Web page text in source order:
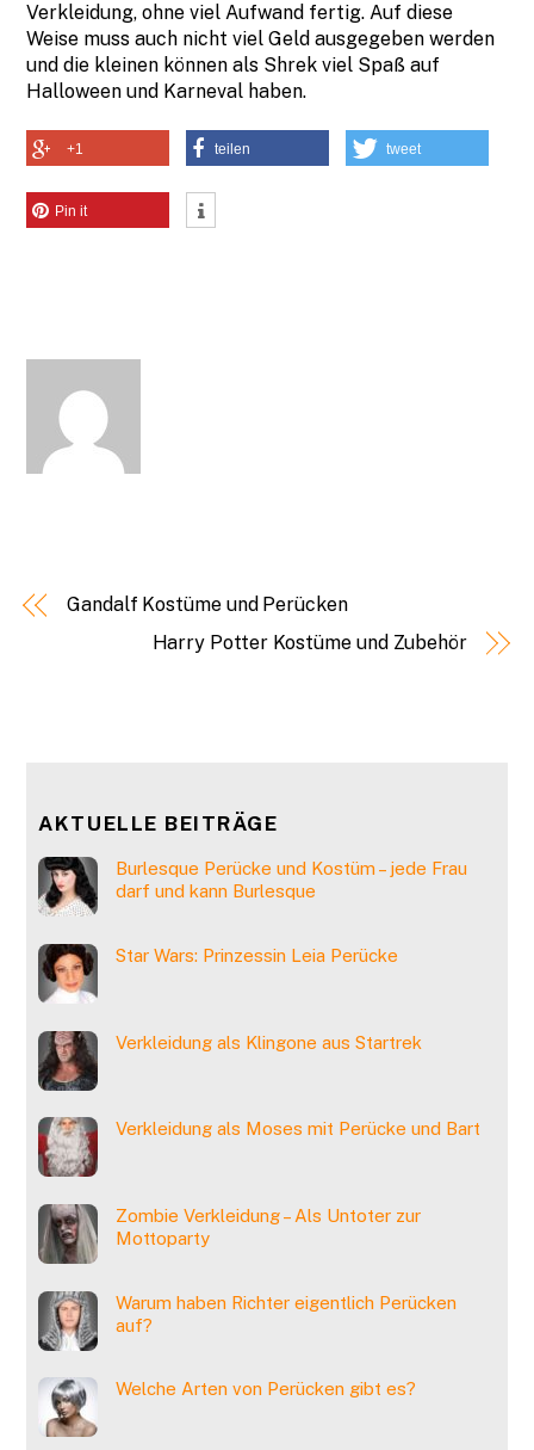
Verkleidung, ohne viel Aufwand fertig. Auf diese
Weise muss auch nicht viel Geld ausgegeben werden
und die kleinen können als Shrek viel Spaß auf
Halloween und Karneval haben.
+1 teilen tweet
Pin it
Gandalf Kostüme und Perücken
Harry Potter Kostüme und Zubehör
AKTUELLE BEITRÄGE
Burlesque Perücke und Kostüm – jede Frau
darf und kann Burlesque
Star Wars: Prinzessin Leia Perücke
Verkleidung als Klingone aus Startrek
Verkleidung als Moses mit Perücke und Bart
Zombie Verkleidung – Als Untoter zur
Mottoparty
Warum haben Richter eigentlich Perücken
auf?
Welche Arten von Perücken gibt es?